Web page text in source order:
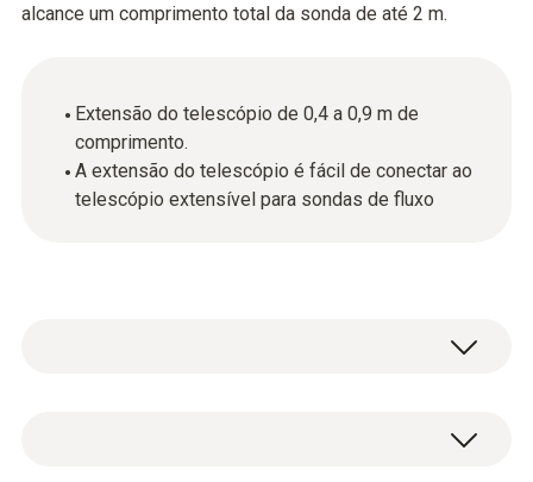
alcance um comprimento total da sonda de até 2 m.
Extensão do telescópio de 0,4 a 0,9 m de
comprimento.
A extensão do telescópio é fácil de conectar ao
telescópio extensível para sondas de fluxo